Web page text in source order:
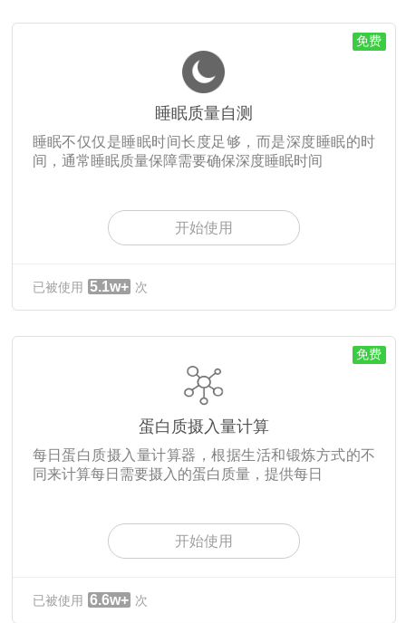
免费
睡眠质量自测
睡眠不仅仅是睡眠时间长度足够，而是深度睡眠的时
间，通常睡眠质量保障需要确保深度睡眠时间
开始使用
已被使用 5.1w+ 次
免费
蛋白质摄入量计算
每日蛋白质摄入量计算器，根据生活和锻炼方式的不
同来计算每日需要摄入的蛋白质量，提供每日
开始使用
已被使用 6.6w+ 次